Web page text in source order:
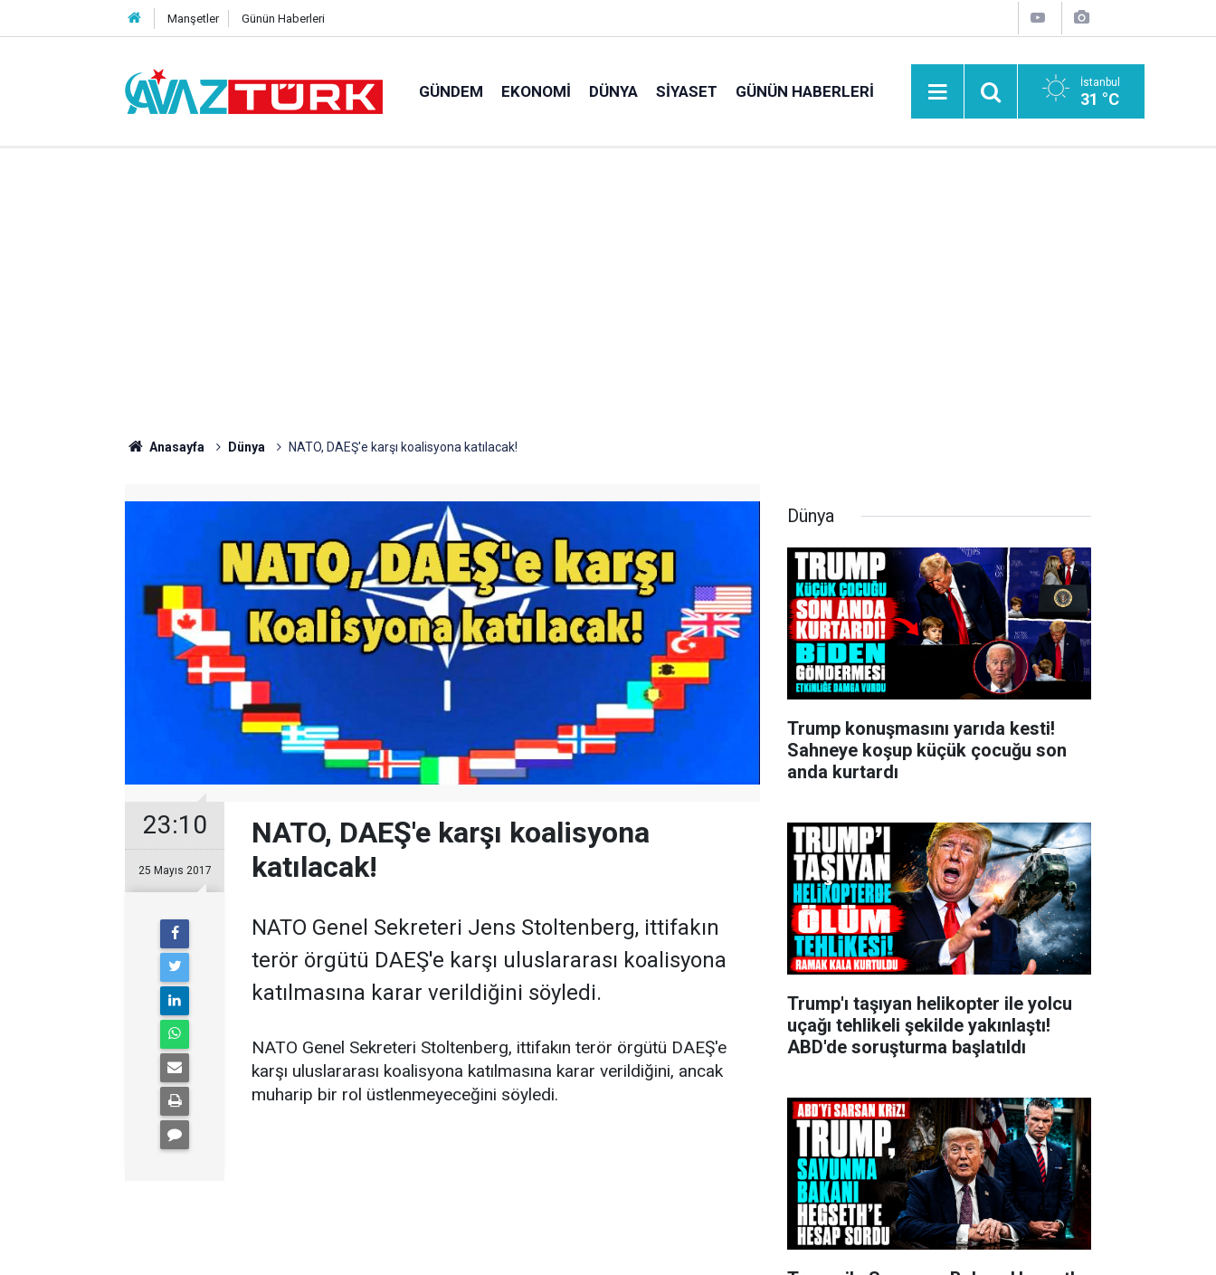
Manşetler Günün Haberleri
GÜNDEM EKONOMI DÜNYA SIYASET GÜNÜN HABERLERI İstanbul
31 °C
Anasayfa Dünya NATO, DAEŞ'e karşı koalisyona katılacak!
23:10
25 Mayıs 2017
NATO, DAEŞ'e karşı koalisyona
katılacak!
NATO Genel Sekreteri Jens Stoltenberg, ittifakın
terör örgütü DAEŞ'e karşı uluslararası koalisyona
katılmasına karar verildiğini söyledi.
NATO Genel Sekreteri Stoltenberg, ittifakın terör örgütü DAEŞ'e
karşı uluslararası koalisyona katılmasına karar verildiğini, ancak
muharip bir rol üstlenmeyeceğini söyledi.
Dünya
Trump konuşmasını yarıda kesti!
Sahneye koşup küçük çocuğu son
anda kurtardı
Trump'ı taşıyan helikopter ile yolcu
uçağı tehlikeli şekilde yakınlaştı!
ABD'de soruşturma başlatıldı